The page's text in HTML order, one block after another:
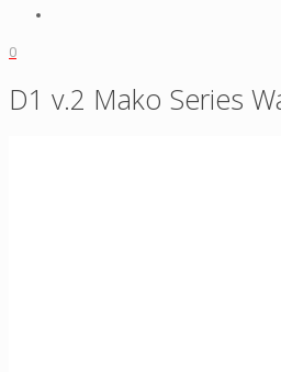
0
D1 v.2 Mako Series